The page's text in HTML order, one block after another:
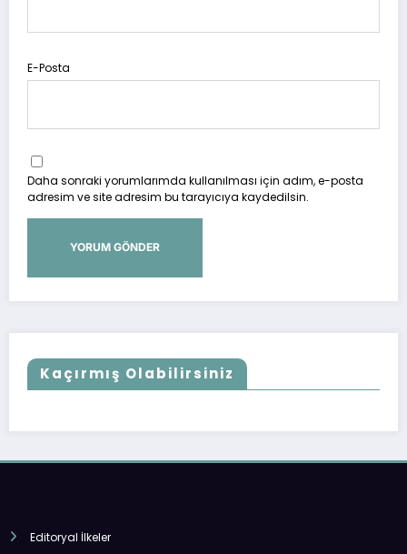
E-Posta
Daha sonraki yorumlarımda kullanılması için adım, e-posta
adresim ve site adresim bu tarayıcıya kaydedilsin.
Kaçırmış Olabilirsiniz
Editoryal İlkeler